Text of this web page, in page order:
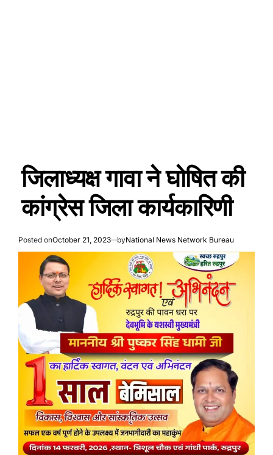
जिलाध्यक्ष गावा ने घोषित की
कांग्रेस जिला कार्यकारिणी
Posted onOctober 21, 2023 byNational News Network Bureau